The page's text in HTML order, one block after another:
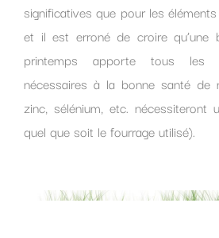
significatives que pour les
et il est erroné de croire qu’une
printemps apporte tous les
nécessaires à la bonne santé de
zinc, sélénium, etc. nécessiteront
quel que soit le fourrage utilisé).